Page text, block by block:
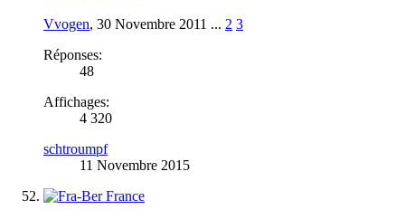
Vvogen, 30 Novembre 2011 ... 2 3
Réponses:
48
Affichages:
4 320
schtroumpf
11 Novembre 2015